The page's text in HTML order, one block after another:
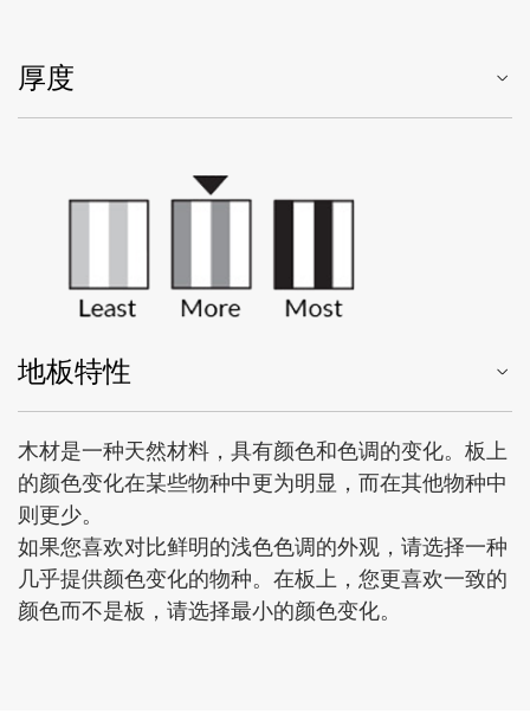
厚度
地板特性
木材是一种天然材料，具有颜色和色调的变化。板上
的颜色变化在某些物种中更为明显，而在其他物种中
则更少。
如果您喜欢对比鲜明的浅色色调的外观，请选择一种
几乎提供颜色变化的物种。在板上，您更喜欢一致的
颜色而不是板，请选择最小的颜色变化。